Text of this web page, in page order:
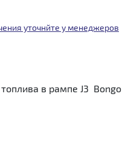
уточнйте у менеджеров
в рампе J3 Bongo